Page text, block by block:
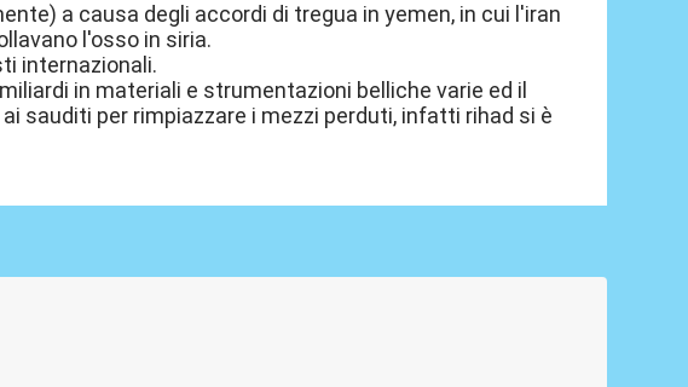
a causa degli accordi di tregua in yemen, in cui l'iran
l'osso in siria.
internazionali.
in materiali e strumentazioni belliche varie ed il
sauditi per rimpiazzare i mezzi perduti, infatti rihad si è